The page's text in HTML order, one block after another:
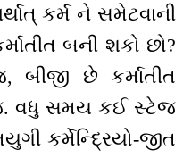
કર્મ ને સમેટવાની
બની શકો છો?
છે કર્માતીત
વધુ સમય કઈ સ્ટેજ
કર્મેન્દ્રિયો-જીત